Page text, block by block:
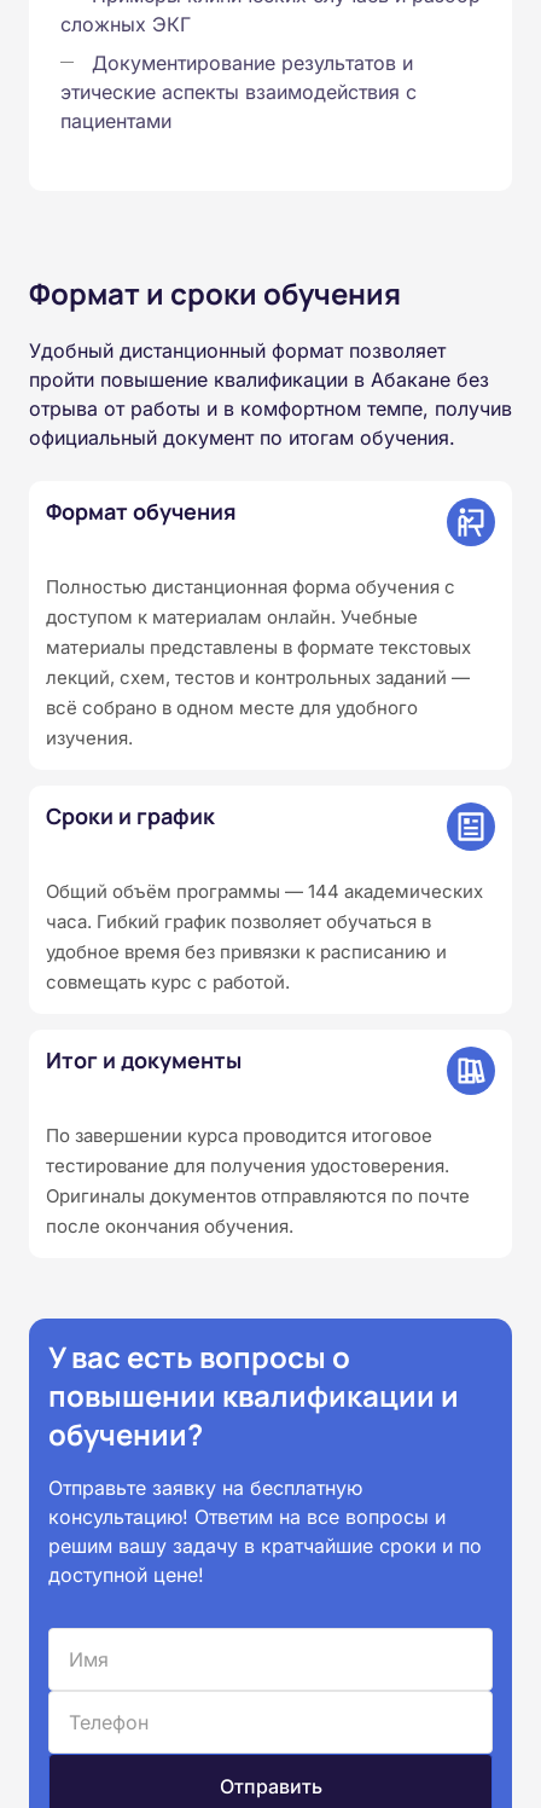
сложных ЭКГ
Документирование результатов и
этические аспекты взаимодействия с
пациентами
Формат и сроки обучения
Удобный дистанционный формат позволяет
пройти повышение квалификации в Абакане без
отрыва от работы и в комфортном темпе, получив
официальный документ по итогам обучения.
Формат обучения
Полностью дистанционная форма обучения с
доступом к материалам онлайн. Учебные
материалы представлены в формате текстовых
лекций, схем, тестов и контрольных заданий —
всё собрано в одном месте для удобного
изучения.
Сроки и график
Общий объём программы — 144 академических
часа. Гибкий график позволяет обучаться в
удобное время без привязки к расписанию и
совмещать курс с работой.
Итог и документы
По завершении курса проводится итоговое
тестирование для получения удостоверения.
Оригиналы документов отправляются по почте
после окончания обучения.
У вас есть вопросы о
повышении квалификации и
обучении?
Отправьте заявку на бесплатную
консультацию! Ответим на все вопросы и
решим вашу задачу в кратчайшие сроки и по
доступной цене!